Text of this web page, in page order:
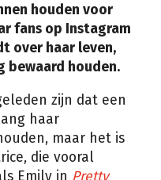
houden voor
fans op Instagram
over haar leven,
bewaard houden.
zijn dat een
haar
maar het is
die vooral
Emily in Pretty